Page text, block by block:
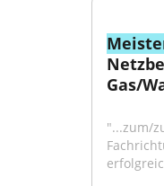
Gas/
"...zum/